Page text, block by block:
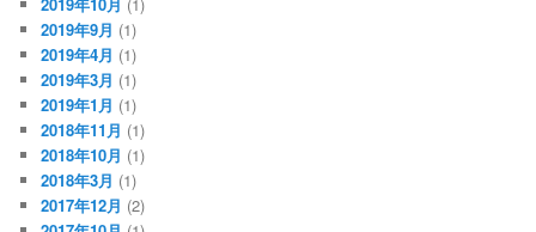
2019年9月 (1)
2019年4月 (1)
2019年3月 (1)
2019年1月 (1)
2018年11月 (1)
2018年10月 (1)
2018年3月 (1)
2017年12月 (2)